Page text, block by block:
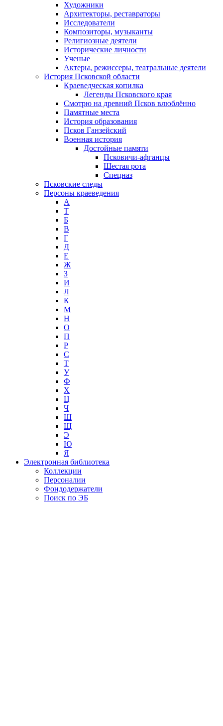
Художники
Архитекторы, реставраторы
Исследователи
Композиторы, музыканты
Религиозные деятели
Исторические личности
Ученые
Актеры, режиссеры, театральные деятели
История Псковской области
Краеведческая копилка
Легенды Псковского края
Смотрю на древний Псков влюблённо
Памятные места
История образования
Псков Ганзейский
Военная история
Достойные памяти
Псковичи-афганцы
Шестая рота
Спецназ
Псковские следы
Персоны краеведения
А
T
Б
В
Г
Д
Е
Ж
З
И
Л
К
М
Н
О
П
Р
С
Т
У
Ф
Х
Ц
Ч
Ш
Щ
Э
Ю
Я
Электронная библиотека
Коллекции
Персоналии
Фондодержатели
Поиск по ЭБ